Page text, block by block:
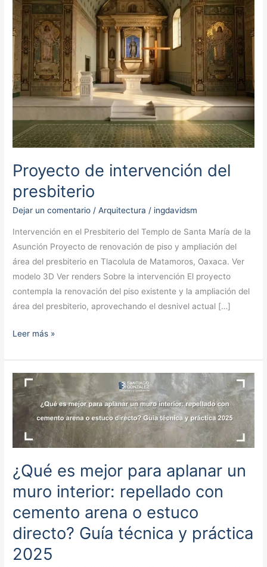
Proyecto de intervención del
presbiterio
Dejar un comentario /Arquitectura / ingdavidsm
Intervención en el Presbiterio del Templo de Santa María de la
Asunción Proyecto de renovación de piso y ampliación del
área del presbiterio en Tlacolula de Matamoros, Oaxaca. Ver
modelo 3D Ver renders Sobre la intervención El proyecto
contempla la renovación del piso existente y la ampliación del
área del presbiterio, aprovechando el desnivel actual […]
intervención
del
presbiterio
Leer más »
¿Qué es mejor para aplanar un
muro interior: repellado con
cemento arena o estuco
directo? Guía técnica y práctica
2025
¿Qué
es
mejor
aplanar
muro
repellado
con
cemento
o